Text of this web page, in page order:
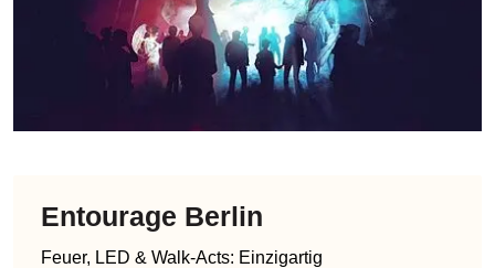
Entourage Berlin
Feuer, LED & Walk-Acts: Einzigartig